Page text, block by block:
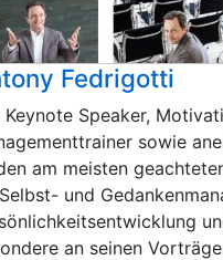
Fedrigotti
Keynote Speaker,
sowie
am meisten
und
an seinen